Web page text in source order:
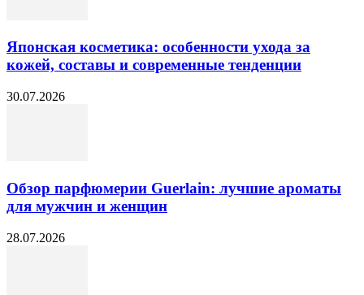
Японская косметика: особенности ухода за
кожей, составы и современные тенденции
30.07.2026
Обзор парфюмерии Guerlain: лучшие ароматы
для мужчин и женщин
28.07.2026